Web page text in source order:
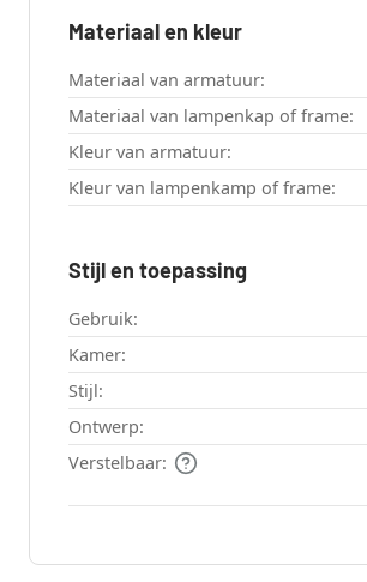
Materiaal en kleur
Materiaal van armatuur:
Materiaal van lampenkap of frame:
Kleur van armatuur:
Kleur van lampenkamp of frame:
Stijl en toepassing
Gebruik:
Kamer:
Stijl:
Ontwerp:
Verstelbaar: